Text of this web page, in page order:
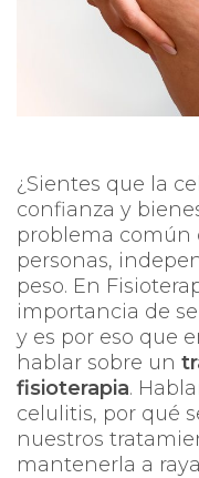
¿Sientes que la
confianza y
problema común
personas,
peso. En
importancia de
y es por eso que
hablar sobre un
fisioterapia.
celulitis, por qué
nuestros
mantenerla a